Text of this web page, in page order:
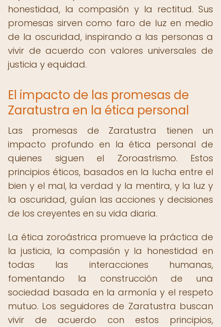
honestidad, la compasión y la rectitud. Sus
promesas sirven como faro de luz en medio
de la oscuridad, inspirando a las personas a
vivir de acuerdo con valores universales de
justicia y equidad.
El impacto de las promesas de
Zaratustra en la ética personal
Las promesas de Zaratustra tienen un
impacto profundo en la ética personal de
quienes siguen el Zoroastrismo. Estos
principios éticos, basados en la lucha entre el
bien y el mal, la verdad y la mentira, y la luz y
la oscuridad, guían las acciones y decisiones
de los creyentes en su vida diaria.
La ética zoroástrica promueve la práctica de
la justicia, la compasión y la honestidad en
todas las interacciones humanas,
fomentando la construcción de una
sociedad basada en la armonía y el respeto
mutuo. Los seguidores de Zaratustra buscan
vivir de acuerdo con estos principios,